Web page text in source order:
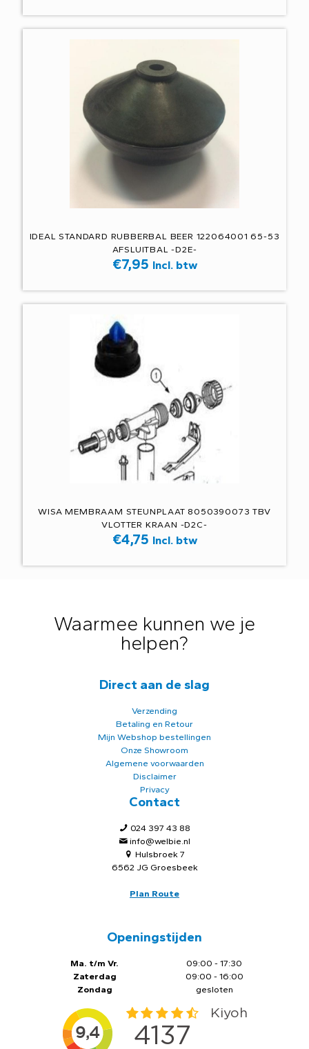
IDEAL STANDARD RUBBERBAL BEER 122064001 65-53
AFSLUITBAL -D2E-
€7,95 Incl. btw
WISA MEMBRAAM STEUNPLAAT 8050390073 TBV
VLOTTER KRAAN -D2C-
€4,75 Incl. btw
Waarmee kunnen we je
helpen?
Direct aan de slag
Verzending
Betaling en Retour
Mijn Webshop bestellingen
Onze Showroom
Algemene voorwaarden
Disclaimer
Privacy
Contact
024 397 43 88
info@welbie.nl
Hulsbroek 7
6562 JG Groesbeek
Plan Route
Openingstijden
Ma. t/m Vr.
Zaterdag
Zondag
09:00 - 17:30
09:00 - 16:00
gesloten